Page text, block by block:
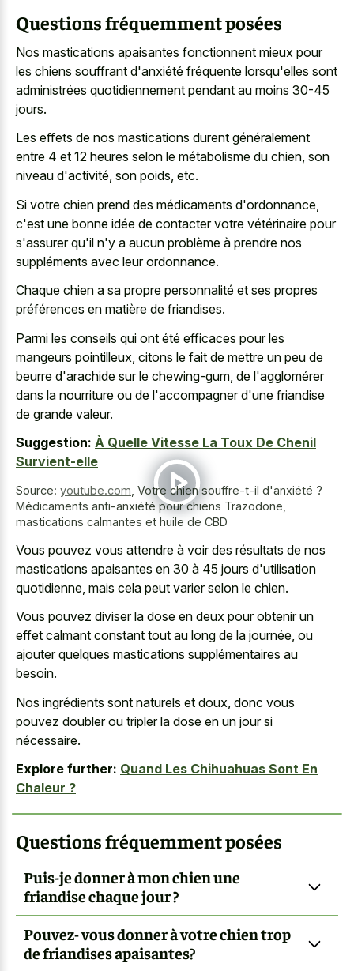
Questions fréquemment posées
Nos mastications apaisantes fonctionnent mieux pour
les chiens souffrant d'anxiété fréquente lorsqu'elles sont
administrées quotidiennement pendant au moins 30-45
jours.
Les effets de nos mastications durent généralement
entre 4 et 12 heures selon le métabolisme du chien, son
niveau d'activité, son poids, etc.
Si votre chien prend des médicaments d'ordonnance,
c'est une bonne idée de contacter votre vétérinaire pour
s'assurer qu'il n'y a aucun problème à prendre nos
suppléments avec leur ordonnance.
Chaque chien a sa propre personnalité et ses propres
préférences en matière de friandises.
Parmi les conseils qui ont été efficaces pour les
mangeurs pointilleux, citons le fait de mettre un peu de
beurre d'arachide sur le chewing-gum, de l'agglomérer
dans la nourriture ou de l'accompagner d'une friandise
de grande valeur.
Suggestion: À Quelle Vitesse La Toux De Chenil
Survient-elle
Source: youtube.com Votre chien souffre-t-il d'anxiété ?
Médicaments anti-anxiété pour chiens Trazodone,
mastications calmantes et huile de CBD
Vous pouvez vous attendre à voir des résultats de nos
mastications apaisantes en 30 à 45 jours d'utilisation
quotidienne, mais cela peut varier selon le chien.
Vous pouvez diviser la dose en deux pour obtenir un
effet calmant constant tout au long de la journée, ou
ajouter quelques mastications supplémentaires au
besoin.
Nos ingrédients sont naturels et doux, donc vous
pouvez doubler ou tripler la dose en un jour si
nécessaire.
Explore further: Quand Les Chihuahuas Sont En
Chaleur ?
Questions fréquemment posées
Puis-je donner à mon chien une
friandise chaque jour ?
Pouvez- vous donner à votre chien trop
de friandises apaisantes?